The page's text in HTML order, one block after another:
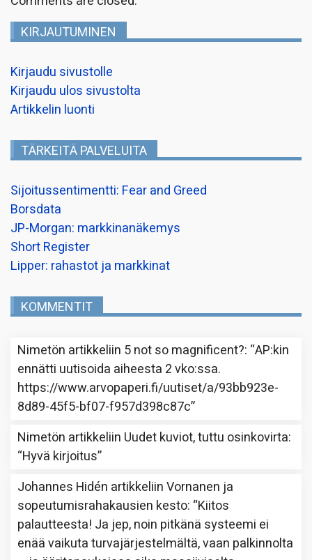
KIRJAUTUMINEN
Kirjaudu sivustolle
Kirjaudu ulos sivustolta
Artikkelin luonti
TÄRKEITÄ PALVELUITA
Sijoitussentimentti: Fear and Greed
Borsdata
JP-Morgan: markkinanäkemys
Short Register
Lipper: rahastot ja markkinat
KOMMENTIT
Nimetön artikkeliin 5 not so magnificent?: “AP:kin
ennätti uutisoida aiheesta 2 vko:ssa.
https://www.arvopaperi.fi/uutiset/a/93bb923e-
8d89-45f5-bf07-f957d398c87c”
Nimetön artikkeliin Uudet kuviot, tuttu osinkovirta:
“Hyvä kirjoitus”
Johannes Hidén artikkeliinVornanen ja
sopeutumisrahakausien kesto: “Kiitos
palautteesta! Ja jep, noin pitkänä systeemi ei
enää vaikuta turvajärjestelmältä, vaan palkinnolta